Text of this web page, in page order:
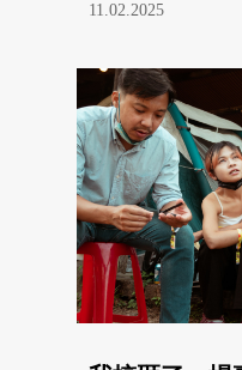
11.02.2025